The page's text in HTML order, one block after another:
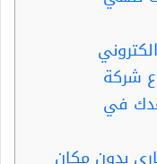
شركة
تساعدك في